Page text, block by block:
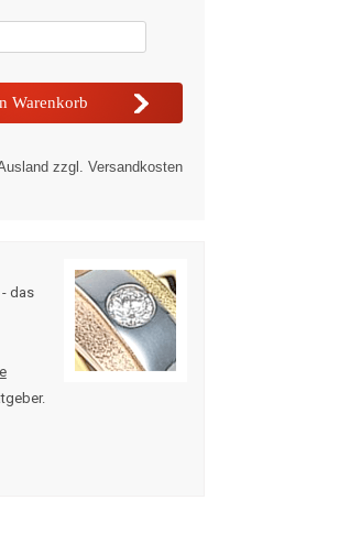
zzgl. Versandkosten
- das